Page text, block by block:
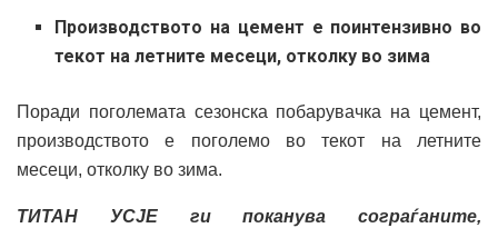
Производството на цемент е поинтензивно во
текот на летните месеци, отколку во зима
Поради поголемата сезонска побарувачка на цемент,
производството е поголемо во текот на летните
месеци, отколку во зима.
ТИТАН УСЈЕ ги поканува сограѓаните,